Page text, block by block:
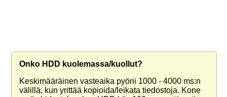
Onko HDD kuolemassa/kuollut?
Keskimääräinen vasteaika pyörii 1000 - 4000 ms:n
välillä, kun yrittää kopioida/leikata tiedostoja. Kone